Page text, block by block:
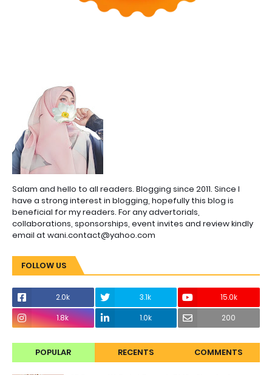
Salam and hello to all readers. Blogging since 2011. Since I
have a strong interest in blogging, hopefully this blog is
beneficial for my readers. For any advertorials,
collaborations, sponsorships, event invites and review kindly
email at wani.contact@yahoo.com
FOLLOW US
2.0k 3.1k
15.0k
1.8k
1.0k 200
POPULAR RECENTS COMMENTS